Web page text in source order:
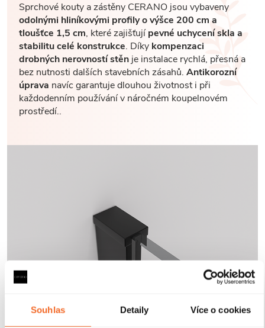
Souhlas Detaily Více o cookies
Sprchové kouty a zástěny CERANO jsou vybaveny
odolnými hliníkovými profily o výšce 200 cm a
tloušťce 1,5 cm, které zajišťujípevné uchycení skla a
stabilitu celé konstrukce. Díky kompenzaci
drobných nerovností stěnje instalace rychlá, přesná a
bez nutnosti dalších stavebních zásahů. Antikorozní
úprava navíc garantuje dlouhou životnost i při
každodenním používání v náročném koupelnovém
prostředí..